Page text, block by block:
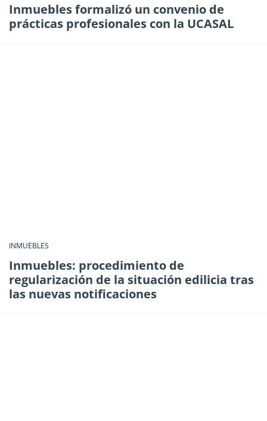
Inmuebles formalizó un convenio de
prácticas profesionales con la UCASAL
INMUEBLES
Inmuebles: procedimiento de
regularización de la situación edilicia tras
las nuevas notificaciones